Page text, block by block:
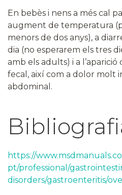
En bebès i nens a més cal
augment de temperatura
menors de dos anys), a
dia (no esperarem els tres
amb els adults) i a
fecal, així com a dolor molt
abdominal.
https://
pt/professional/
disorders/gastroenteritis/